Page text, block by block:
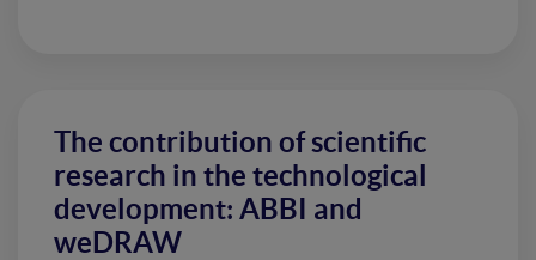
The contribution of scientific
research in the technological
development: ABBI and
weDRAW